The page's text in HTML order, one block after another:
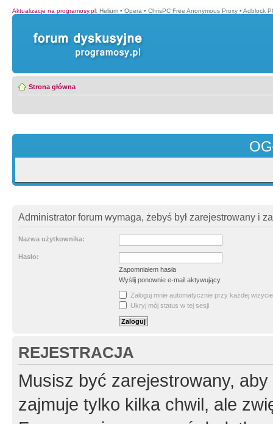
Aktualizacje na programosy.pl: Helium • Opera • ChrisPC Free Anonymous Proxy • Adblock
Strona główna
Administrator forum wymaga, żebyś był zarejestrowany i
Nazwa użytkownika:
Hasło:
Zapomniałem hasła
Wyślij ponownie e-mail aktywujący
Zaloguj mnie automatycznie przy każdej wizycie
Ukryj mój status w tej sesji
REJESTRACJA
Musisz być zarejestrowany,
zajmuje tylko kilka chwil, ale